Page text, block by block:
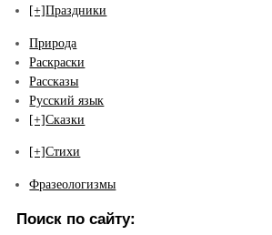
[+]Праздники
Природа
Раскраски
Рассказы
Русский язык
[+]Сказки
[+]Стихи
Фразеологизмы
Поиск по сайту: